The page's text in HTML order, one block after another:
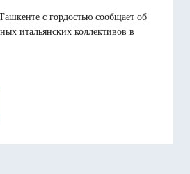
с гордостью сообщает об
итальянских коллективов в
фестиваль балета 2026 -